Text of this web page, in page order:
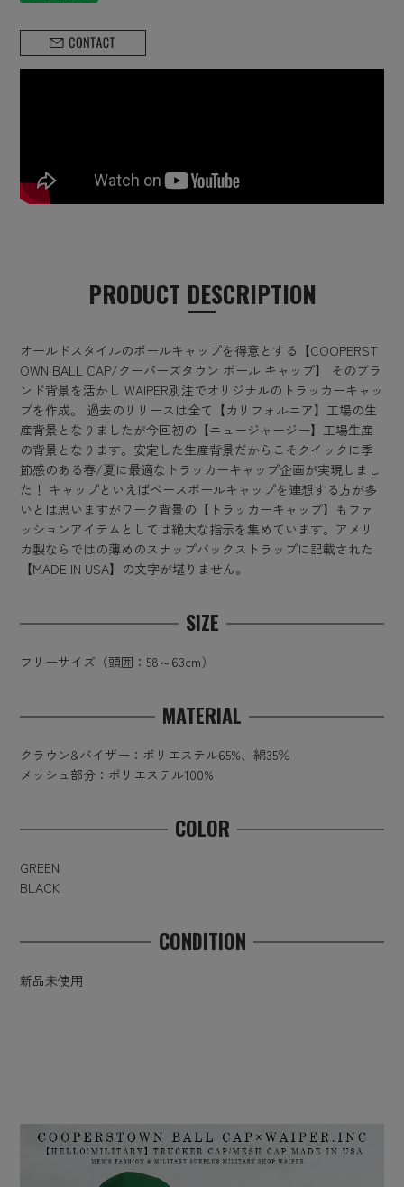
PRODUCT DESCRIPTION
オールドスタイルのボールキャップを得意とする【COOPERST
OWN BALL CAP/クーパーズタウン ボール キャップ】 そのブラ
ンド背景を活かし WAIPER別注でオリジナルのトラッカーキャッ
プを作成。 過去のリリースは全て【カリフォルニア】工場の生
産背景となりましたが今回初の【ニュージャージー】工場生産
の背景となります。安定した生産背景だからこそクイックに季
節感のある春/夏に最適なトラッカーキャップ企画が実現しまし
た！ キャップといえばベースボールキャップを連想する方が多
いとは思いますがワーク背景の【トラッカーキャップ】もファ
ッションアイテムとしては絶大な指示を集めています。アメリ
カ製ならではの薄めのスナップバックストラップに記載された
【MADE IN USA】の文字が堪りません。
SIZE
フリーサイズ（頭囲：58～63cm）
MATERIAL
クラウン&バイザー：ポリエステル65%、綿35％
メッシュ部分：ポリエステル100%
COLOR
GREEN
BLACK
CONDITION
新品未使用